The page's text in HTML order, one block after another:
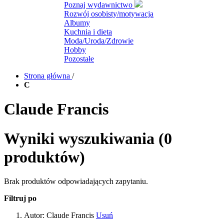
Poznaj wydawnictwo
Rozwój osobisty/motywacja
Albumy
Kuchnia i dieta
Moda/Uroda/Zdrowie
Hobby
Pozostałe
Strona główna /
C
Claude Francis
Wyniki wyszukiwania (0
produktów)
Brak produktów odpowiadających zapytaniu.
Filtruj po
Autor: Claude Francis Usuń